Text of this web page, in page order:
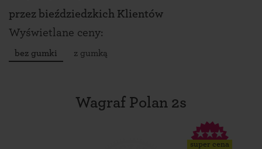
przez bieździedzkich Klientów
Wyświetlane ceny:
bez gumki z gumką
Wagraf Polan 2s
super cena